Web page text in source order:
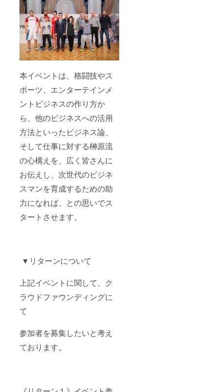
本イベントは、格闘技やス
ポーツ、エンターテインメ
ントビジネスの作り方か
ら、他のビジネスへの活用
方法といったビジネス論、
そして仕事に対する榊原流
の心構えを、広く皆さんに
お伝えし、次世代のビジネ
スマンを育成するための助
力になれば、との思いでス
タートさせます。
▼リターンについて
上記イベントに関して、ク
ラウドファウンディングに
て
参加者を募集したいと考え
ております。